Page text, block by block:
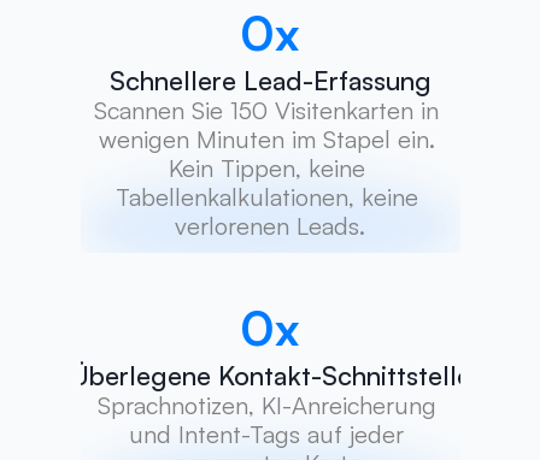
0x
Schnellere Lead-Erfassung
Scannen Sie 150 Visitenkarten in
wenigen Minuten im Stapel ein.
Kein Tippen, keine
Tabellenkalkulationen, keine
verlorenen Leads.
0x
Überlegene Kontakt-Schnittstelle
Sprachnotizen, KI-Anreicherung
und Intent-Tags auf jeder